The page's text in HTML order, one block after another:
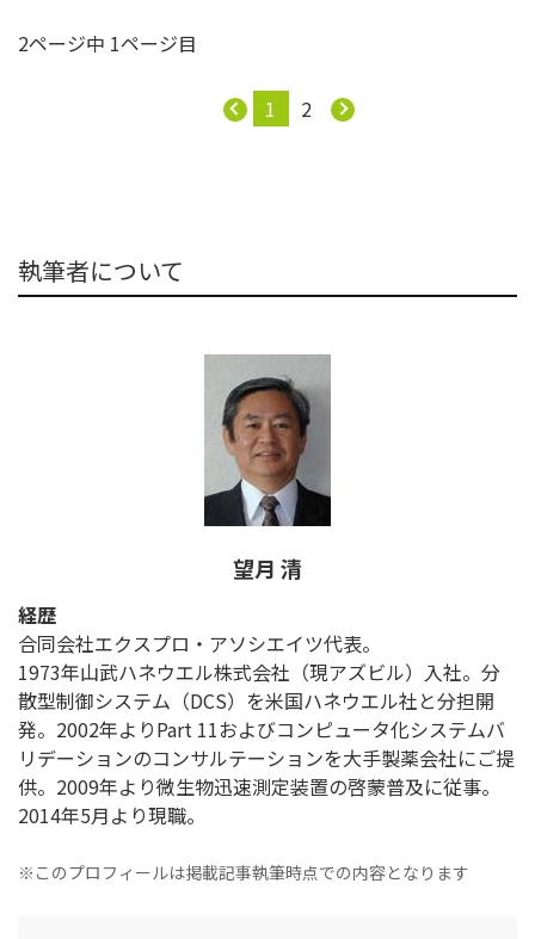
2ページ中 1ページ目
1 2
執筆者について
望月 清
経歴
合同会社エクスプロ・アソシエイツ代表。
1973年山武ハネウエル株式会社（現アズビル）入社。分
散型制御システム（DCS）を米国ハネウエル社と分担開
発。2002年よりPart 11およびコンピュータ化システムバ
リデーションのコンサルテーションを大手製薬会社にご提
供。2009年より微生物迅速測定装置の啓蒙普及に従事。
2014年5月より現職。
※このプロフィールは掲載記事執筆時点での内容となります